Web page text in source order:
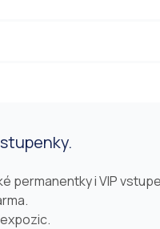
permanentky i VIP